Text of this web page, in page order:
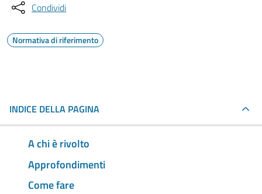
Condividi
Normativa di riferimento
INDICE DELLA PAGINA
A chi è rivolto
Approfondimenti
Come fare